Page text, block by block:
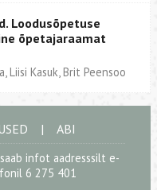
Loodusõpetuse
õpetajaraamat
Liisi Kasuk, Brit Peensoo
| ABI
infot aadresssilt e-
6 275 401